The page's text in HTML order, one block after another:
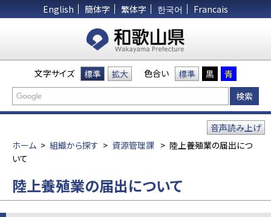
English 簡体字 繁体字 한국어 Francais
文字サイズ 標準 拡大 色合い 標準 黒 青
ホーム > 組織から探す > 資源管理課 > 陸上養殖業の届出につ
いて
音声読み上げ
陸上養殖業の届出について